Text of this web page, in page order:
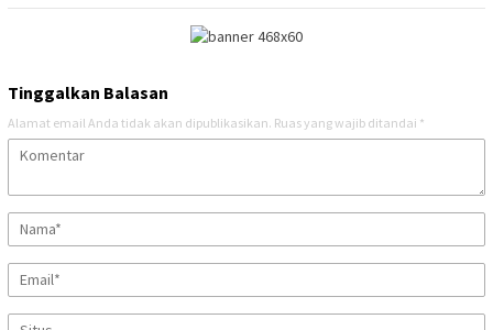
Tinggalkan Balasan
Alamat email Anda tidak akan dipublikasikan. Ruas yang wajib ditandai *